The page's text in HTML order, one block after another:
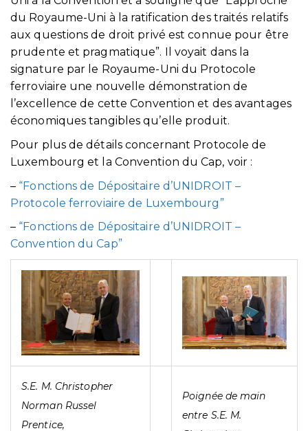
du Royaume-Uni à la ratification des traités relatifs
aux questions de droit privé est connue pour être
prudente et pragmatique”. Il voyait dans la
signature par le Royaume-Uni du Protocole
ferroviaire une nouvelle démonstration de
l’excellence de cette Convention et des avantages
économiques tangibles qu’elle produit.
Pour plus de détails concernant Protocole de
Luxembourg et la Convention du Cap, voir :
– “Fonctions de Dépositaire d’UNIDROIT –
Protocole ferroviaire de Luxembourg”
– “Fonctions de Dépositaire d’UNIDROIT –
Convention du Cap”
S.E. M. Christopher
Norman Russel
Prentice,
Poignée de main
entre S.E. M.